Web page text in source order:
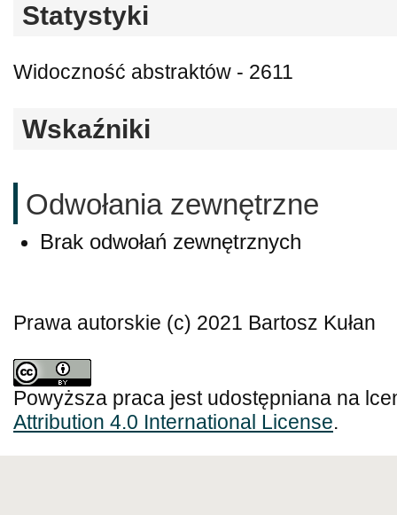
Statystyki
Widoczność abstraktów - 2611
Wskaźniki
Odwołania zewnętrzne
Brak odwołań zewnętrznych
Prawa autorskie (c) 2021 Bartosz Kułan
Powyższa praca jest udostępniana na
Attribution 4.0 International License.